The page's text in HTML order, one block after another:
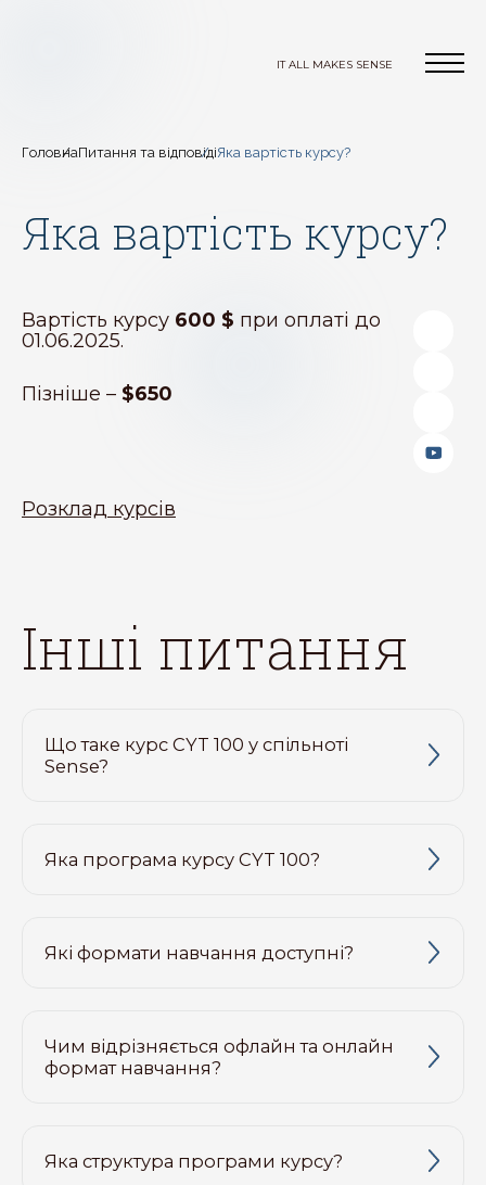
IT ALL MAKES SENSE
ГоловнаПитання та відповідіЯка вартість курсу?
Яка вартість курсу?
Вартість курсу 600 $ при оплаті до
01.06.2025.
Пізніше – $650
Розклад курсів
інші питання
Що таке курс CYT 100 у спільноті
Sense?
Яка програма курсу CYT 100?
Які формати навчання доступні?
Чим відрізняється офлайн та онлайн
формат навчання?
Яка структура програми курсу?